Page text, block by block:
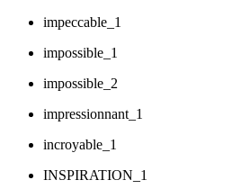
impeccable_1
impossible_1
impossible_2
impressionnant_1
incroyable_1
INSPIRATION_1